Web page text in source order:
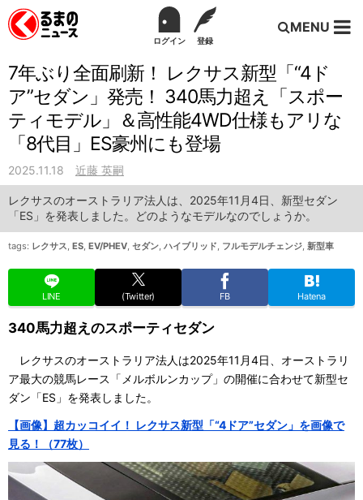
ログイン 登録
MENU
7年ぶり全面刷新！ レクサス新型「“4ド
ア”セダン」発売！ 340馬力超え「スポー
ティモデル」＆高性能4WD仕様もアリな
「8代目」ES豪州にも登場
2025.11.18 近藤 英嗣
レクサスのオーストラリア法人は、2025年11月4日、新型セダン
「ES」を発表しました。どのようなモデルなのでしょうか。
tags: レクサス, ES, EV/PHEV, セダン, ハイブリッド, フルモデルチェンジ, 新型車
LINE (Twitter) FB Hatena
340馬力超えのスポーティセダン
レクサスのオーストラリア法人は2025年11月4日、オーストラリ
ア最大の競馬レース「メルボルンカップ」の開催に合わせて新型セ
ダン「ES」を発表しました。
【画像】超カッコイイ！ レクサス新型「“4ドア”セダン」を画像で
見る！（77枚）